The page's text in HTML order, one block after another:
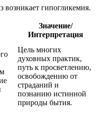
возникает гипогликемия.
Значение/
Интерпретация
Цель многих
духовных практик,
путь к просветлению,
освобождению от
страданий и
познанию истинной
природы бытия.